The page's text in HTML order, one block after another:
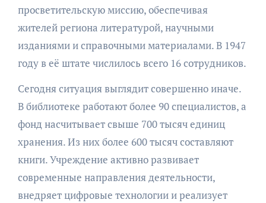
просветительскую миссию, обеспечивая
жителей региона литературой, научными
изданиями и справочными материалами. В 1947
году в её штате числилось всего 16 сотрудников.
Сегодня ситуация выглядит совершенно иначе.
В библиотеке работают более 90 специалистов, а
фонд насчитывает свыше 700 тысяч единиц
хранения. Из них более 600 тысяч составляют
книги. Учреждение активно развивает
современные направления деятельности,
внедряет цифровые технологии и реализует